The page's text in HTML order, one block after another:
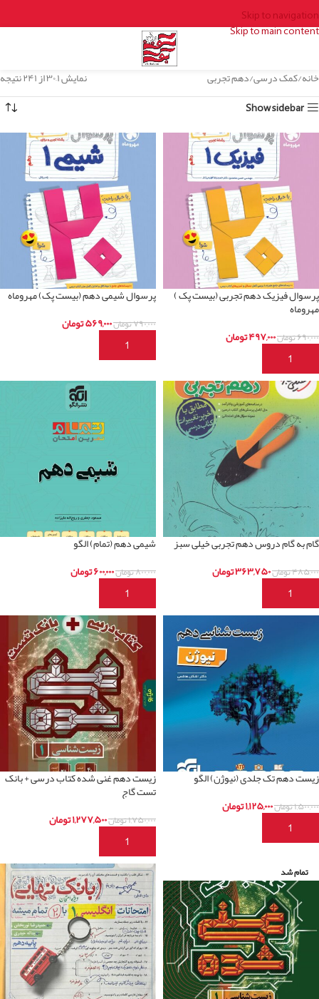
Skip to navigation
Skip to main content
خانه کمک درسی دهم تجربی
نمایش ۱–۳۰ از ۲۴۱ نتیجه
Show sidebar
پرسوال فیزیک دهم تجربی (بیست پک )
مهروماه
۶۹۰,۰۰۰تومان۴۹۷,۰۰۰تومان
افزودن به سبد خرید
پرسوال شیمی دهم (بیست پک) مهروماه
۷۹۰,۰۰۰تومان۵۶۹,۰۰۰تومان
افزودن به سبد خرید
گام به گام دروس دهم تجربی خیلی سبز
۴۸۵,۰۰۰تومان۳۶۳,۷۵۰تومان
افزودن به سبد خرید
شیمی دهم (تمام) الگو
۸۰۰,۰۰۰تومان۶۰۰,۰۰۰تومان
افزودن به سبد خرید
زیست دهم تک جلدی (نیوژن) الگو
۱,۵۰۰,۰۰۰تومان۱,۱۲۵,۰۰۰تومان
افزودن به سبد خرید
زیست دهم غنی شده کتاب درسی + بانک
تست گاج
۱,۷۵۰,۰۰۰تومان۱,۲۷۷,۵۰۰تومان
افزودن به سبد خرید
تمام شد